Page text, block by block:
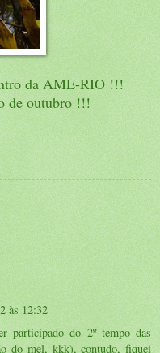
da AME-RIO !!!
de outubro !!!
às 12:32
participado do 2º tempo das
do mel, kkk), contudo, fiquei